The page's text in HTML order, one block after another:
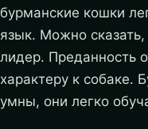
бурманские кошки
язык. Можно
лидер. Преданность
характеру к собаке.
умны, они легко